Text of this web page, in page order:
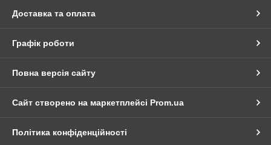
Доставка та оплата
Графік роботи
Повна версія сайту
Сайт створено на маркетплейсі Prom.ua
Політика конфіденційності